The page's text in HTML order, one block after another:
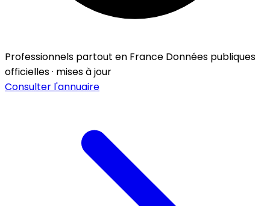
Professionnels partout en France Données publiques
officielles · mises à jour
Consulter l'annuaire